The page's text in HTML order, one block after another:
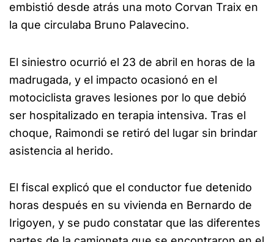
embistió desde atrás una moto Corvan Traix en
la que circulaba Bruno Palavecino.
El siniestro ocurrió el 23 de abril en horas de la
madrugada, y el impacto ocasionó en el
motociclista graves lesiones por lo que debió
ser hospitalizado en terapia intensiva. Tras el
choque, Raimondi se retiró del lugar sin brindar
asistencia al herido.
El fiscal explicó que el conductor fue detenido
horas después en su vivienda en Bernardo de
Irigoyen, y se pudo constatar que las diferentes